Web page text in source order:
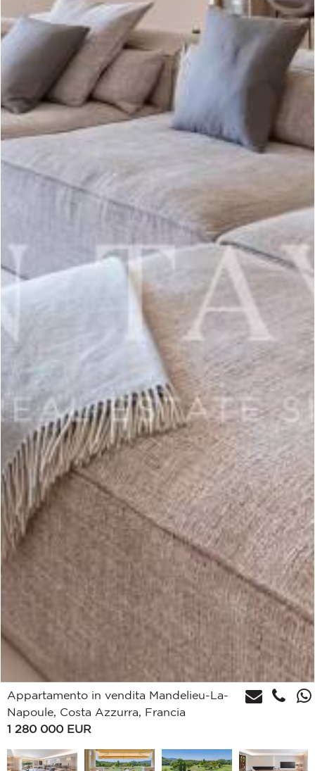
Appartamento in vendita Mandelieu-La-
Napoule, Costa Azzurra, Francia
1 280 000 EUR